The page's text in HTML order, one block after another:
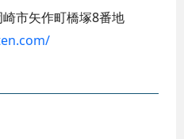
市矢作町橋塚8番地